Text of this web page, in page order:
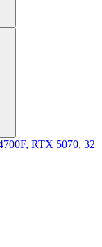
RTX 5070, 32